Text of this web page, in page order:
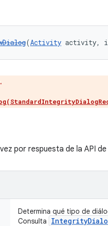
(Activity activity,
por respuesta de la API
Determina qué tipo de
Consulta